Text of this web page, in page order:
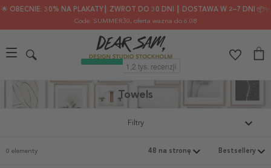
🌟 OBECNIE: 30% NA PLAKATY┃ ZWROT DO 30 DNI ┃ DOSTAWA W 2–7 DNI 📦✨
Code: SUMMER30, oferta ważna do 6.08
Towels
Filtry
0 elementy